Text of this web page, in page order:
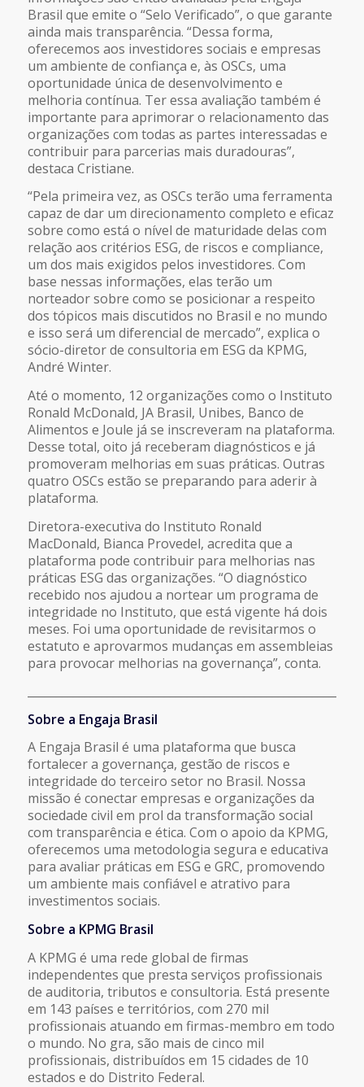
Brasil que emite o “Selo Verificado”, o que garante
ainda mais transparência. “Dessa forma,
oferecemos aos investidores sociais e empresas
um ambiente de confiança e, às OSCs, uma
oportunidade única de desenvolvimento e
melhoria contínua. Ter essa avaliação também é
importante para aprimorar o relacionamento das
organizações com todas as partes interessadas e
contribuir para parcerias mais duradouras”,
destaca Cristiane.
“Pela primeira vez, as OSCs terão uma ferramenta
capaz de dar um direcionamento completo e eficaz
sobre como está o nível de maturidade delas com
relação aos critérios ESG, de riscos e compliance,
um dos mais exigidos pelos investidores. Com
base nessas informações, elas terão um
norteador sobre como se posicionar a respeito
dos tópicos mais discutidos no Brasil e no mundo
e isso será um diferencial de mercado”, explica o
sócio-diretor de consultoria em ESG da KPMG,
André Winter.
Até o momento, 12 organizações como o Instituto
Ronald McDonald, JA Brasil, Unibes, Banco de
Alimentos e Joule já se inscreveram na plataforma.
Desse total, oito já receberam diagnósticos e já
promoveram melhorias em suas práticas. Outras
quatro OSCs estão se preparando para aderir à
plataforma.
Diretora-executiva do Instituto Ronald
MacDonald, Bianca Provedel, acredita que a
plataforma pode contribuir para melhorias nas
práticas ESG das organizações. “O diagnóstico
recebido nos ajudou a nortear um programa de
integridade no Instituto, que está vigente há dois
meses. Foi uma oportunidade de revisitarmos o
estatuto e aprovarmos mudanças em assembleias
para provocar melhorias na governança”, conta.
Sobre a Engaja Brasil
A Engaja Brasil é uma plataforma que busca
fortalecer a governança, gestão de riscos e
integridade do terceiro setor no Brasil. Nossa
missão é conectar empresas e organizações da
sociedade civil em prol da transformação social
com transparência e ética. Com o apoio da KPMG,
oferecemos uma metodologia segura e educativa
para avaliar práticas em ESG e GRC, promovendo
um ambiente mais confiável e atrativo para
investimentos sociais.
Sobre a KPMG Brasil
A KPMG é uma rede global de firmas
independentes que presta serviços profissionais
de auditoria, tributos e consultoria. Está presente
em 143 países e territórios, com 270 mil
profissionais atuando em firmas-membro em todo
o mundo. No gra, são mais de cinco mil
profissionais, distribuídos em 15 cidades de 10
estados e do Distrito Federal.